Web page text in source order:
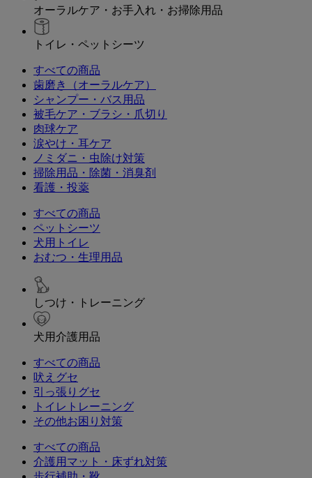
オーラルケア・お手入れ・お掃除用品
トイレ・ペットシーツ
すべての商品
歯磨き（オーラルケア）
シャンプー・バス用品
被毛ケア・ブラシ・爪切り
肉球ケア
涙やけ・耳ケア
ノミダニ・虫除け対策
掃除用品・除菌・消臭剤
看護・投薬
すべての商品
ペットシーツ
犬用トイレ
おむつ・生理用品
しつけ・トレーニング
犬用介護用品
すべての商品
吠えグセ
引っ張りグセ
トイレトレーニング
その他お困り対策
すべての商品
介護用マット・床ずれ対策